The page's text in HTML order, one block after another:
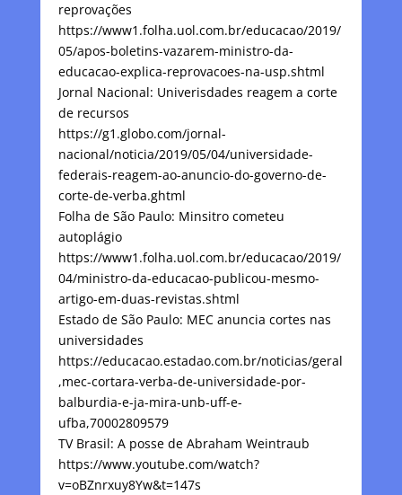
reprovações
https://www1.folha.uol.com.br/educacao/2019/
05/apos-boletins-vazarem-ministro-da-
educacao-explica-reprovacoes-na-usp.shtml
Jornal Nacional: Univerisdades reagem a corte
de recursos
https://g1.globo.com/jornal-
nacional/noticia/2019/05/04/universidade-
federais-reagem-ao-anuncio-do-governo-de-
corte-de-verba.ghtml
Folha de São Paulo: Minsitro cometeu
autoplágio
https://www1.folha.uol.com.br/educacao/2019/
04/ministro-da-educacao-publicou-mesmo-
artigo-em-duas-revistas.shtml
Estado de São Paulo: MEC anuncia cortes nas
universidades
https://educacao.estadao.com.br/noticias/geral
,mec-cortara-verba-de-universidade-por-
balburdia-e-ja-mira-unb-uff-e-
ufba,70002809579
TV Brasil: A posse de Abraham Weintraub
https://www.youtube.com/watch?
v=oBZnrxuy8Yw&t=147s